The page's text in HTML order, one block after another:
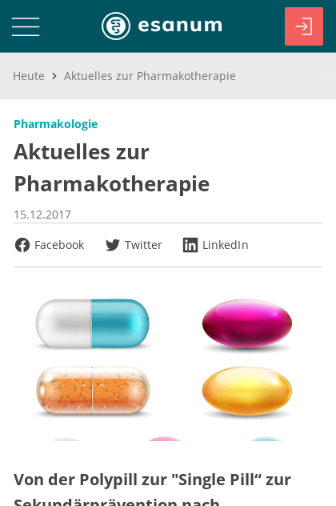
Heute Aktuelles zur Pharmakotherapie
Pharmakologie
Aktuelles zur
Pharmakotherapie
15.12.2017
Facebook
Twitter LinkedIn
Von der Polypill zur "Single Pill“ zur